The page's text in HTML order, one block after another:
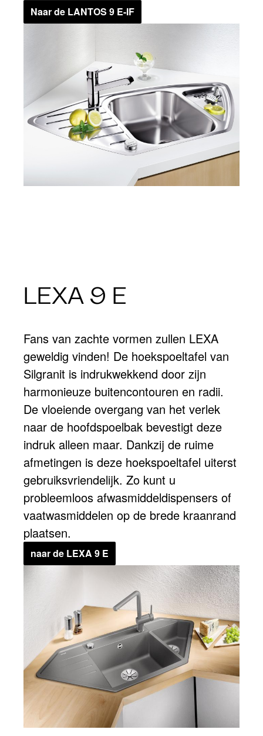
Naar de LANTOS 9 E-IF
LEXA 9 E
Fans van zachte vormen zullen LEXA
geweldig vinden! De hoekspoeltafel van
Silgranit is indrukwekkend door zijn
harmonieuze buitencontouren en radii.
De vloeiende overgang van het verlek
naar de hoofdspoelbak bevestigt deze
indruk alleen maar. Dankzij de ruime
afmetingen is deze hoekspoeltafel uiterst
gebruiksvriendelijk. Zo kunt u
probleemloos afwasmiddeldispensers of
vaatwasmiddelen op de brede kraanrand
plaatsen.
naar de LEXA 9 E